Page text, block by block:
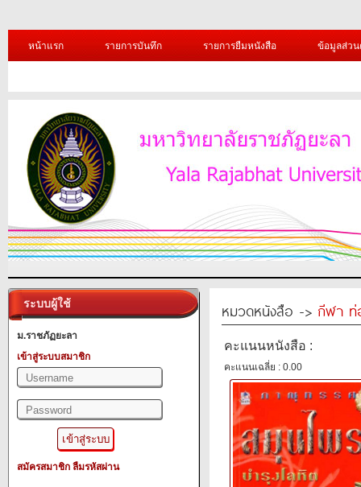
หน้าแรก รายการบันทึก รายการยืมหนังสือ ข้อมูลส่ว
ระบบผู้ใช้
ม.ราชภัฏยะลา
เข้าสู่ระบบสมาชิก
สมัครสมาชิก ลืมรหัสผ่าน
หมวดหนังสือ -> กีฬา ท่
คะแนนหนังสือ :
คะแนนเฉลี่ย : 0.00